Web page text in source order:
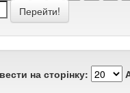
на сторінку: